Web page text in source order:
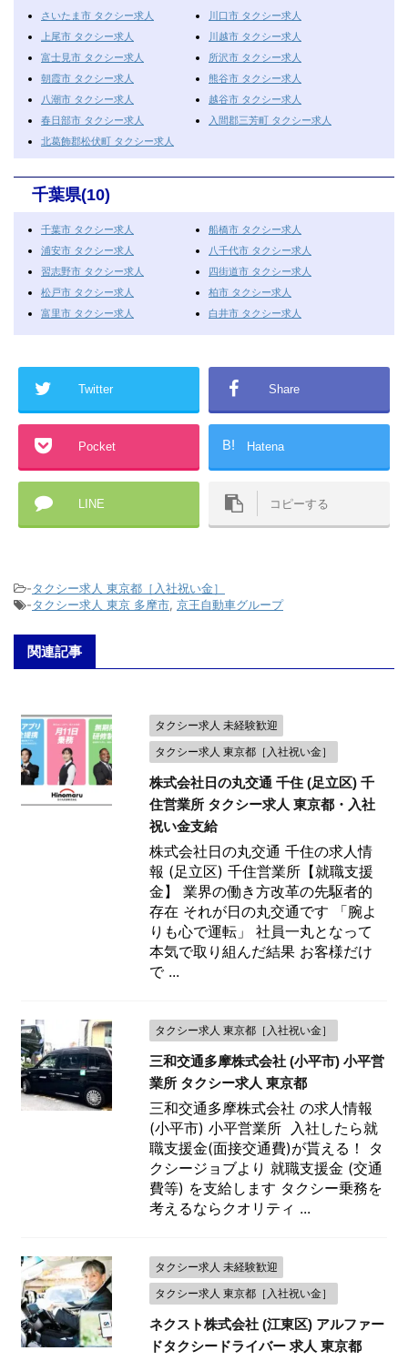
さいたま市 タクシー求人
川口市 タクシー求人
上尾市 タクシー求人
川越市 タクシー求人
富士見市 タクシー求人
所沢市 タクシー求人
朝霞市 タクシー求人
熊谷市 タクシー求人
八潮市 タクシー求人
越谷市 タクシー求人
春日部市 タクシー求人
入間郡三芳町 タクシー求人
北葛飾郡松伏町 タクシー求人
千葉県(10)
千葉市 タクシー求人
船橋市 タクシー求人
浦安市 タクシー求人
八千代市 タクシー求人
習志野市 タクシー求人
四街道市 タクシー求人
松戸市 タクシー求人
柏市 タクシー求人
富里市 タクシー求人
白井市 タクシー求人
Twitter Share
Pocket B! Hatena
LINE コピーする
-タクシー求人 東京都［入社祝い金］
-タクシー求人 東京 多摩市, 京王自動車グループ
関連記事
タクシー求人 未経験歓迎
タクシー求人 東京都［入社祝い金］
株式会社日の丸交通 千住 (足立区) 千
住営業所 タクシー求人 東京都・入社
祝い金支給
株式会社日の丸交通 千住の求人情
報 (足立区) 千住営業所【就職支援
金】 業界の働き方改革の先駆者的
存在 それが日の丸交通です 「腕よ
りも心で運転」 社員一丸となって
本気で取り組んだ結果 お客様だけ
で ...
タクシー求人 東京都［入社祝い金］
三和交通多摩株式会社 (小平市) 小平営
業所 タクシー求人 東京都
三和交通多摩株式会社 の求人情報
(小平市) 小平営業所 入社したら就
職支援金(面接交通費)が貰える！ タ
クシージョブより 就職支援金 (交通
費等) を支給します タクシー乗務を
考えるならクオリティ ...
タクシー求人 未経験歓迎
タクシー求人 東京都［入社祝い金］
ネクスト株式会社 (江東区) アルファー
ドタクシードライバー 求人 東京都